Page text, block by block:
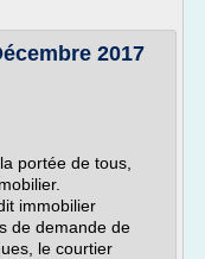
2017
portée de tous,
immobilier
de demande de
le courtier